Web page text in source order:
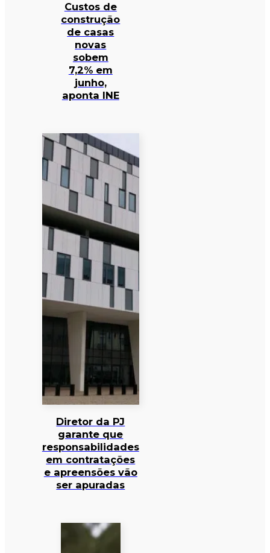
Custos de
construção
de casas
novas
sobem
7,2% em
junho,
aponta INE
Diretor da PJ
garante que
responsabilidades
em contratações
e apreensões vão
ser apuradas